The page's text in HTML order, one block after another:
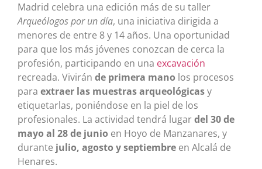
Madrid celebra una edición más de su taller
Arqueólogos por un día, una iniciativa dirigida a
menores de entre 8 y 14 años. Una oportunidad
para que los más jóvenes conozcan de cerca la
profesión, participando en una excavación
recreada. Vivirán de primera mano los procesos
para extraer las muestras arqueológicasy
etiquetarlas, poniéndose en la piel de los
profesionales. La actividad tendrá lugardel 30 de
mayo al 28 de junio en Hoyo de Manzanares, y
durante julio, agosto y septiembre en Alcalá de
Henares.